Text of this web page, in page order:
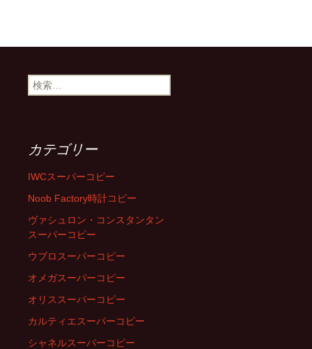
検
索
カテゴリー
IWCスーパーコピー
Noob Factory時計コピー
ヴァシュロン・コンスタンタン
スーパーコピー
ウブロスーパーコピー
オメガスーパーコピー
オリススーパーコピー
カルティエスーパーコピー
シャネルスーパーコピー